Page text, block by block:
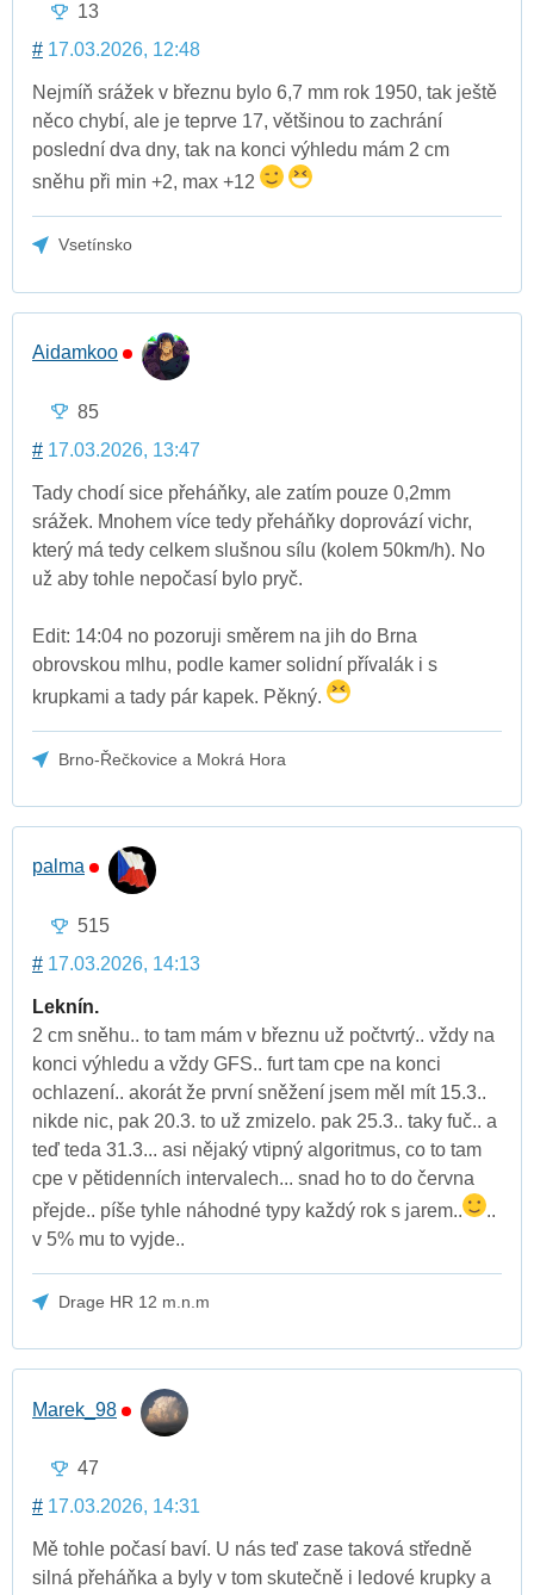
13
# 17.03.2026, 12:48
Nejmíň srážek v březnu bylo 6,7 mm rok 1950, tak ještě
něco chybí, ale je teprve 17, většinou to zachrání
poslední dva dny, tak na konci výhledu mám 2 cm
sněhu při min +2, max +12
Vsetínsko
Aidamkoo
85
# 17.03.2026, 13:47
Tady chodí sice přeháňky, ale zatím pouze 0,2mm
srážek. Mnohem více tedy přeháňky doprovází vichr,
který má tedy celkem slušnou sílu (kolem 50km/h). No
už aby tohle nepočasí bylo pryč.
Edit: 14:04 no pozoruji směrem na jih do Brna
obrovskou mlhu, podle kamer solidní přívalák i s
krupkami a tady pár kapek. Pěkný.
Brno-Řečkovice a Mokrá Hora
palma
515
# 17.03.2026, 14:13
Leknín.
2 cm sněhu.. to tam mám v březnu už počtvrtý.. vždy na
konci výhledu a vždy GFS.. furt tam cpe na konci
ochlazení.. akorát že první sněžení jsem měl mít 15.3..
nikde nic, pak 20.3. to už zmizelo. pak 25.3.. taky fuč.. a
teď teda 31.3... asi nějaký vtipný algoritmus, co to tam
cpe v pětidenních intervalech... snad ho to do června
přejde.. píše tyhle náhodné typy každý rok s jarem..
..
v 5% mu to vyjde..
Drage HR 12 m.n.m
Marek_98
47
# 17.03.2026, 14:31
Mě tohle počasí baví. U nás teď zase taková středně
silná přeháňka a byly v tom skutečně i ledové krupky a